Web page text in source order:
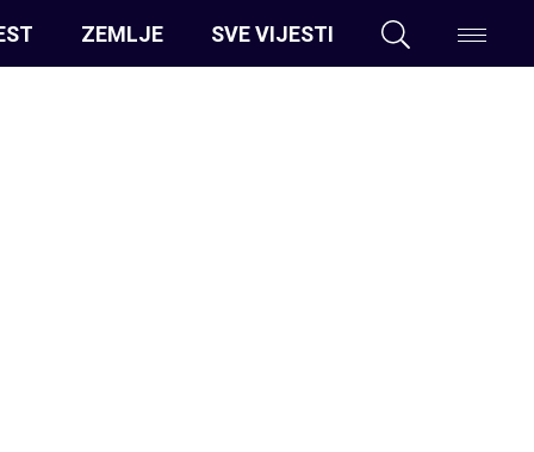
ZEMLJE SVE VIJESTI